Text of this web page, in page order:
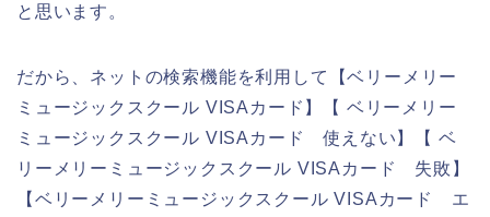
と思います。
だから、ネットの検索機能を利用して【ベリーメリー
ミュージックスクール VISAカード】【 ベリーメリー
ミュージックスクール VISAカード 使えない】【 ベ
リーメリーミュージックスクール VISAカード 失敗】
【ベリーメリーミュージックスクール VISAカード エ